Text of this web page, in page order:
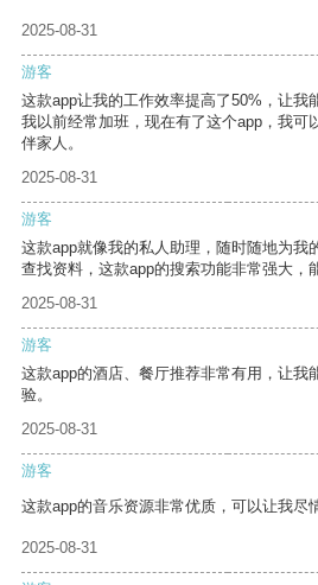
2025-08-31
游客
这款app让我的工作效率提高了50%，让我
我以前经常加班，现在有了这个app，我可
伴家人。
2025-08-31
游客
这款app就像我的私人助理，随时随地为我
查找资料，这款app的搜索功能非常强大，
2025-08-31
游客
这款app的酒店、餐厅推荐非常有用，让我
验。
2025-08-31
游客
这款app的音乐资源非常优质，可以让我尽
2025-08-31